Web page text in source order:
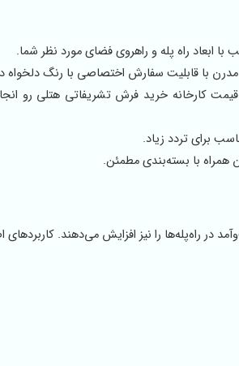
ابعاد راه پله و راهروی فضای مورد نظر شما.
با قابلیت سفارش اختصاصی با رنگ دلخواه
قیمت کارخانه خرید فرش تشریفاتی هتلی رو
برای تردد زیاد.
همراه با بسته‌بندی مطمئن.
در راه‌پله‌ها را نیز افزایش می‌دهند.